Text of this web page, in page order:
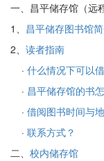
一、昌平储存馆（远
1、 昌平储存图书馆
2、 读者指南
· 什么情况下可以
· 昌平储存馆的书
· 借阅图书时间与
· 联系方式？
二、 校内储存馆